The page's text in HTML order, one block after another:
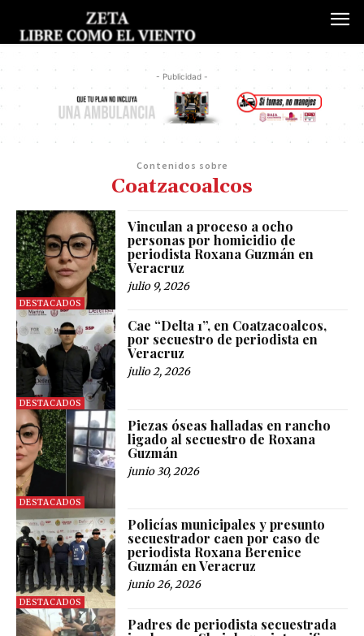
- Publicidad -
Contenidos sobre
Coatzacoalcos
DESTACADOS
Vinculan a proceso a ocho
personas por homicidio de
periodista Roxana Guzmán en
Veracruz
julio 9, 2026
DESTACADOS
Cae “Delta 1”, en Coatzacoalcos,
por secuestro de periodista en
Veracruz
julio 2, 2026
DESTACADOS
Piezas óseas halladas en rancho
ligado al secuestro de Roxana
Guzmán
junio 30, 2026
DESTACADOS
Policías municipales y presunto
secuestrador caen por caso de
periodista Roxana Berenice
Guzmán en Veracruz
junio 26, 2026
Padres de periodista secuestrada